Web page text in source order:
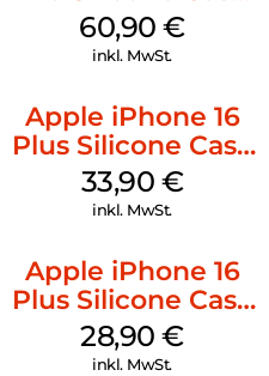
MagSafe Stone
Gray
60,90€
inkl. MwSt.
Apple iPhone 16
Plus Silicone Case
MagSafe Lake
Green
33,90 €
inkl. MwSt.
Apple iPhone 16
Plus Silicone Case
MagSafe Black
28,90€
inkl. MwSt.